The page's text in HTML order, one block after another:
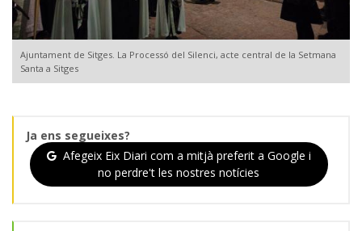
Ajuntament de Sitges. La Processó del Silenci, acte central de la Setmana
Santa a Sitges
Ja ens segueixes?
Afegeix Eix Diari com a mitjà preferit a Google i
no perdre't les nostres notícies